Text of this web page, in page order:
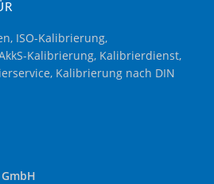
ISO-Kalibrierung,
Kalibrierung, Kalibrierdienst,
Kalibrierung nach DIN